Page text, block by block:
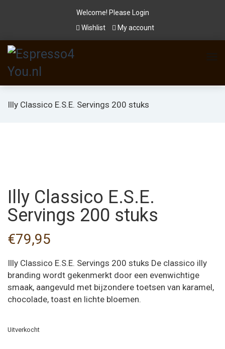
Welcome! Please
Login
Wishlist
My account
Illy Classico E.S.E. Servings 200 stuks
Illy Classico E.S.E.
Servings 200 stuks
€79,95
Illy Classico E.S.E. Servings 200 stuks De classico illy
branding wordt gekenmerkt door een evenwichtige
smaak, aangevuld met bijzondere toetsen van karamel,
chocolade, toast en lichte bloemen.
Uitverkocht